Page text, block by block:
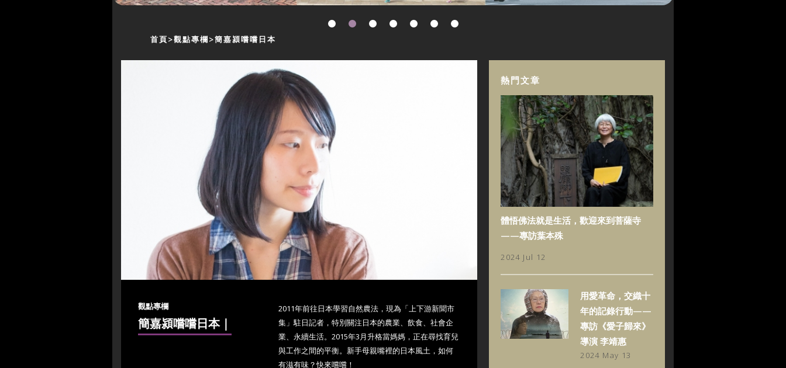
首頁 觀點專欄 簡嘉潁嚐嚐日本
觀點專欄
簡嘉潁嚐嚐日本｜
2011年前往日本學習自然農法，現為「上下游新聞市
集」駐日記者，特別關注日本的農業、飲食、社會企
業、永續生活。2015年3月升格當媽媽，正在尋找育兒
與工作之間的平衡。新手母親嘴裡的日本風土，如何
有滋有味？快來嚐嚐！
熱門文章
體悟佛法就是生活，歡迎來到菩薩寺
——專訪葉本殊
2024 Jul 12
用愛革命，交織十
年的記錄行動——
專訪《愛子歸來》
導演 李靖惠
2024 May 13